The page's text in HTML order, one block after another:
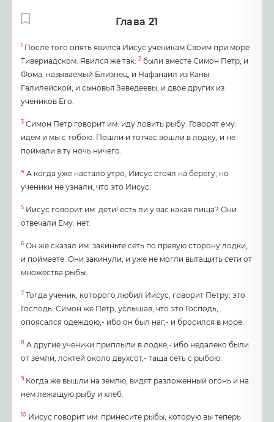
Глава 21
1 После того опять явился Иисус ученикам Своим при море
Тивериадском. Явился же так: 2 были вместе Симон Петр, и
Фома, называемый Близнец, и Нафанаил из Каны
Галилейской, и сыновья Зеведеевы, и двое других из
учеников Его.
3 Симон Петр говорит им: иду ловить рыбу. Говорят ему:
идем и мы с тобою. Пошли и тотчас вошли в лодку, и не
поймали в ту ночь ничего.
4 А когда уже настало утро, Иисус стоял на берегу; но
ученики не узнали, что это Иисус.
5 Иисус говорит им: дети! есть ли у вас какая пища? Они
отвечали Ему: нет.
6 Он же сказал им: закиньте сеть по правую сторону лодки,
и поймаете. Они закинули, и уже не могли вытащить сети от
множества рыбы.
7 Тогда ученик, которого любил Иисус, говорит Петру: это
Господь. Симон же Петр, услышав, что это Господь,
опоясался одеждою,- ибо он был наг,- и бросился в море.
8 А другие ученики приплыли в лодке,- ибо недалеко были
от земли, локтей около двухсот,- таща сеть с рыбою.
9 Когда же вышли на землю, видят разложенный огонь и на
нем лежащую рыбу и хлеб.
10 Иисус говорит им: принесите рыбы, которую вы теперь